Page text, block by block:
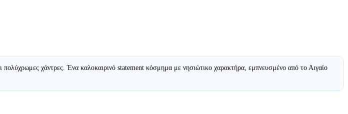
χάντρες. Ένα καλοκαιρινό statement κόσμημα με νησιώτικο χαρακτήρα, εμπνευσμένο από το Αιγαίο